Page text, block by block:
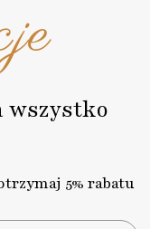
na bieżąco Cię
wszystko
5% rabatu